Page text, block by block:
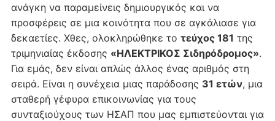
ανάγκη να παραμείνεις δημιουργικός και να
προσφέρεις σε μια κοινότητα που σε αγκάλιασε για
δεκαετίες. Χθες, ολοκληρώθηκε το τεύχος 181 της
τριμηνιαίας έκδοσης «ΗΛΕΚΤΡΙΚΟΣ Σιδηρόδρομος».
Για εμάς, δεν είναι απλώς άλλος ένας αριθμός στη
σειρά. Είναι η συνέχεια μιας παράδοσης 31 ετών, μια
σταθερή γέφυρα επικοινωνίας για τους
συνταξιούχους των ΗΣΑΠ που μας εμπιστεύονται για